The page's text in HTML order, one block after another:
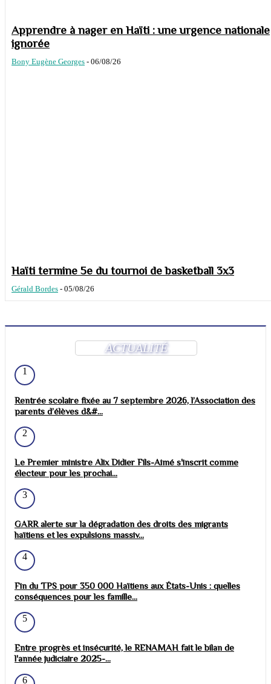
Apprendre à nager en Haïti : une urgence nationale
ignorée
Bony Eugène Georges - 06/08/26
Haïti termine 5e du tournoi de basketball 3x3
Gérald Bordes - 05/08/26
ACTUALITÉ
1
Rentrée scolaire fixée au 7 septembre 2026, l’Association des
parents d’élèves d&#...
2
Le Premier ministre Alix Didier Fils-Aimé s'inscrit comme
électeur pour les prochai...
3
GARR alerte sur la dégradation des droits des migrants
haïtiens et les expulsions massiv...
4
Fin du TPS pour 350 000 Haïtiens aux États-Unis : quelles
conséquences pour les famille...
5
Entre progrès et insécurité, le RENAMAH fait le bilan de
l'année judiciaire 2025-...
6